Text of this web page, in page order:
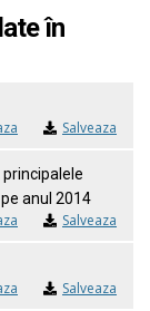
în
Salveaza
anul 2014
Salveaza
Salveaza